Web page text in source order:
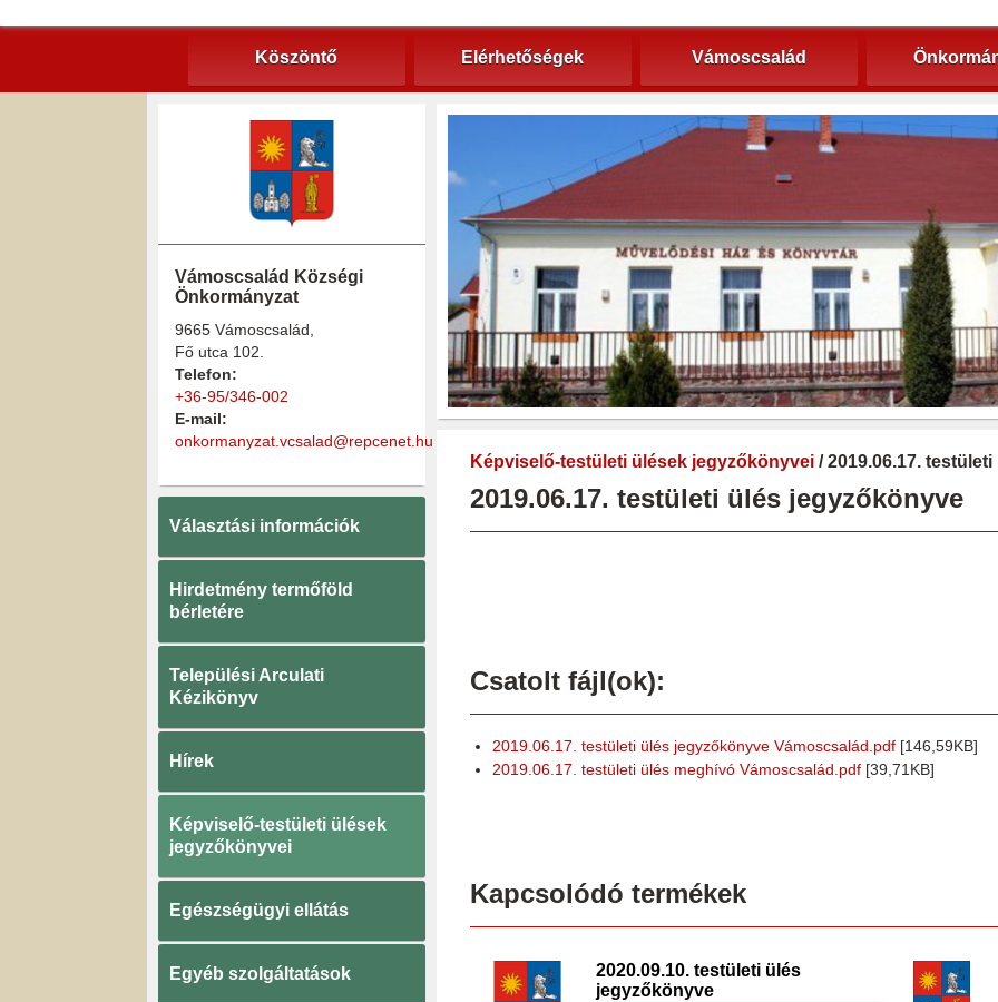
Köszöntő Elérhetőségek Vámoscsalád
Vámoscsalád Községi
Önkormányzat
9665 Vámoscsalád,
Fő utca 102.
Telefon:
+36-95/346-002
E-mail:
onkormanyzat.vcsalad@repcenet.hu
Választási információk
Hirdetmény termőföld
bérletére
Települési Arculati
Kézikönyv
Hírek
Képviselő-testületi ülések
jegyzőkönyvei
Egészségügyi ellátás
Egyéb szolgáltatások
Képviselő-testületi ülések jegyzőkönyvei / 2019.06.17.
2019.06.17. testületi ülés jegyzőkönyve
Csatolt fájl(ok):
2019.06.17. testületi ülés jegyzőkönyve Vámoscsalád.pdf [146,59KB]
2019.06.17. testületi ülés meghívó Vámoscsalád.pdf [39,71KB]
Kapcsolódó termékek
2020.09.10. testületi ülés
jegyzőkönyve